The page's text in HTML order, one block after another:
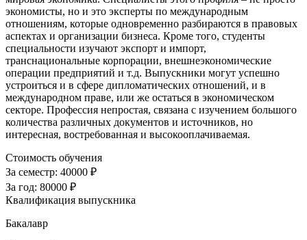
экономисты, но и это эксперты по международным
отношениям, которые одновременно разбираются в правовых
аспектах и организации бизнеса. Кроме того, студенты
специальности изучают экспорт и импорт,
транснациональные корпорации, внешнеэкономические
операции предприятий и т.д. Выпускники могут успешно
устроиться и в сфере дипломатических отношений, и в
международном праве, или же остаться в экономическом
секторе. Профессия непростая, связана с изучением большого
количества различных документов и источников, но
интересная, востребованная и высокооплачиваемая.
Стоимость обучения
За семестр: 40000 ₽
За год: 80000 ₽
Квалификация выпускника
Бакалавр